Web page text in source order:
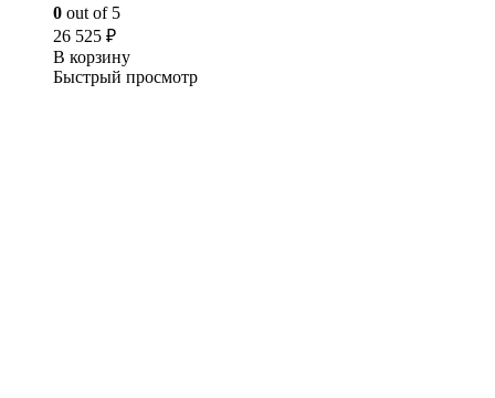
0 out of 5
26 525 ₽
В корзину
Быстрый просмотр